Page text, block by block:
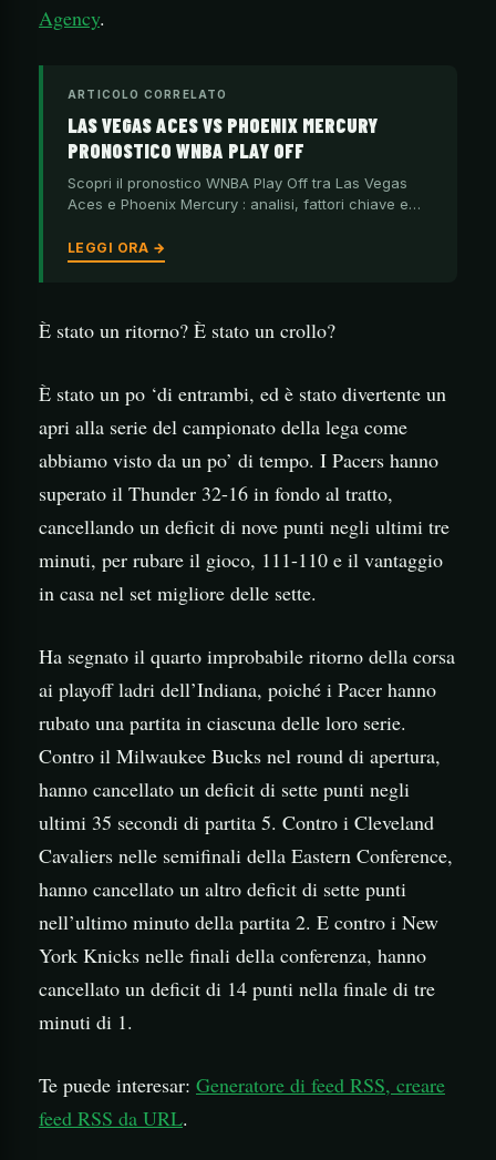
Agency.
ARTICOLO CORRELATO
LAS VEGAS ACES VS PHOENIX MERCURY
PRONOSTICO WNBA PLAY OFF
Scopri il pronostico WNBA Play Off tra Las Vegas
Aces e Phoenix Mercury : analisi, fattori chiave e…
LEGGI ORA →
È stato un ritorno? È stato un crollo?
È stato un po ‘di entrambi, ed è stato divertente un
apri alla serie del campionato della lega come
abbiamo visto da un po’ di tempo. I Pacers hanno
superato il Thunder 32-16 in fondo al tratto,
cancellando un deficit di nove punti negli ultimi tre
minuti, per rubare il gioco, 111-110 e il vantaggio
in casa nel set migliore delle sette.
Ha segnato il quarto improbabile ritorno della corsa
ai playoff ladri dell’Indiana, poiché i Pacer hanno
rubato una partita in ciascuna delle loro serie.
Contro il Milwaukee Bucks nel round di apertura,
hanno cancellato un deficit di sette punti negli
ultimi 35 secondi di partita 5. Contro i Cleveland
Cavaliers nelle semifinali della Eastern Conference,
hanno cancellato un altro deficit di sette punti
nell’ultimo minuto della partita 2. E contro i New
York Knicks nelle finali della conferenza, hanno
cancellato un deficit di 14 punti nella finale di tre
minuti di 1.
Te puede interesar: Generatore di feed RSS, creare
feed RSS da URL.